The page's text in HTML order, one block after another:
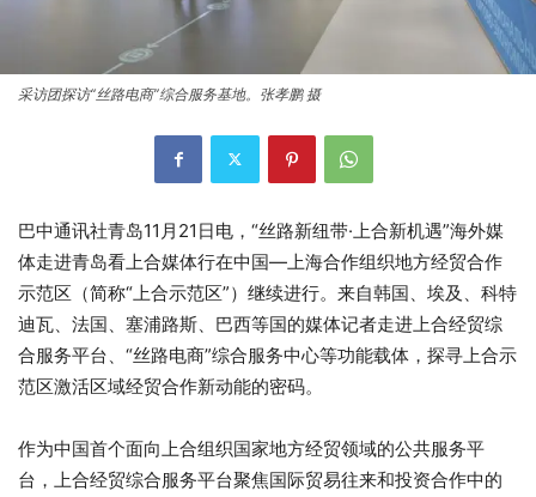
采访团探访“丝路电商”综合服务基地。张孝鹏 摄
巴中通讯社青岛11月21日电，“丝路新纽带·上合新机遇”海外媒
体走进青岛看上合媒体行在中国—上海合作组织地方经贸合作
示范区（简称“上合示范区”）继续进行。来自韩国、埃及、科特
迪瓦、法国、塞浦路斯、巴西等国的媒体记者走进上合经贸综
合服务平台、“丝路电商”综合服务中心等功能载体，探寻上合示
范区激活区域经贸合作新动能的密码。
作为中国首个面向上合组织国家地方经贸领域的公共服务平
台，上合经贸综合服务平台聚焦国际贸易往来和投资合作中的